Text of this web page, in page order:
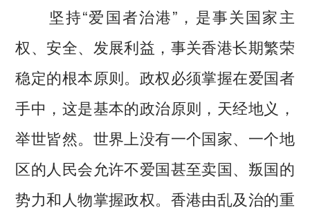
坚持“爱国者治港”，是事关国家主
权、安全、发展利益，事关香港长期繁荣
稳定的根本原则。政权必须掌握在爱国者
手中，这是基本的政治原则，天经地义，
举世皆然。世界上没有一个国家、一个地
区的人民会允许不爱国甚至卖国、叛国的
势力和人物掌握政权。香港由乱及治的重